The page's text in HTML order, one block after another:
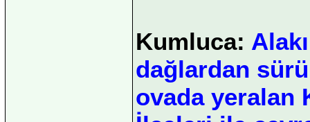
Kumluca:
dağlardan
ovada yeralan